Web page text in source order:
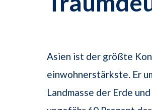
Asien ist der größte
einwohnerstärkste. Er
Landmasse der Erde